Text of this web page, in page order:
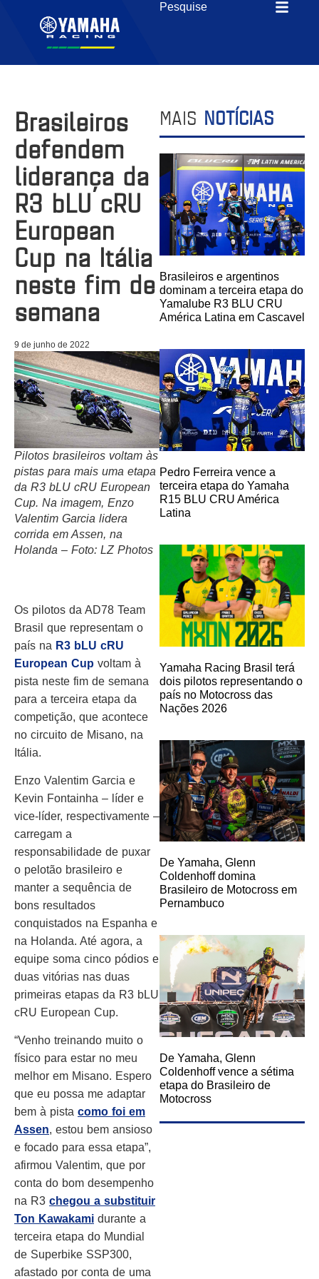
Brasileiros
defendem
liderança da
R3 bLU cRU
European
Cup na Itália
neste fim de
semana
9 de junho de 2022
Pilotos brasileiros voltam às
pistas para mais uma etapa
da R3 bLU cRU European
Cup. Na imagem, Enzo
Valentim Garcia lidera
corrida em Assen, na
Holanda – Foto: LZ Photos
Os pilotos da AD78 Team
Brasil que representam o
país na R3 bLU cRU
European Cup voltam à
pista neste fim de semana
para a terceira etapa da
competição, que acontece
no circuito de Misano, na
Itália.
Enzo Valentim Garcia e
Kevin Fontainha – líder e
vice-líder, respectivamente –
carregam a
responsabilidade de puxar
o pelotão brasileiro e
manter a sequência de
bons resultados
conquistados na Espanha e
na Holanda. Até agora, a
equipe soma cinco pódios e
duas vitórias nas duas
primeiras etapas da R3 bLU
cRU European Cup.
“Venho treinando muito o
físico para estar no meu
melhor em Misano. Espero
que eu possa me adaptar
bem à pista como foi em
Assen, estou bem ansioso
e focado para essa etapa”,
afirmou Valentim, que por
conta do bom desempenho
na R3 chegou a substituir
Ton Kawakami durante a
terceira etapa do Mundial
de Superbike SSP300,
afastado por conta de uma
MAIS NOTÍCIAS
Brasileiros e argentinos
dominam a terceira etapa do
Yamalube R3 BLU CRU
América Latina em Cascavel
Pedro Ferreira vence a
terceira etapa do Yamaha
R15 BLU CRU América
Latina
Yamaha Racing Brasil terá
dois pilotos representando o
país no Motocross das
Nações 2026
De Yamaha, Glenn
Coldenhoff domina
Brasileiro de Motocross em
Pernambuco
De Yamaha, Glenn
Coldenhoff vence a sétima
etapa do Brasileiro de
Motocross